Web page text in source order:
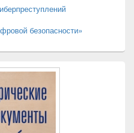
безопасности»